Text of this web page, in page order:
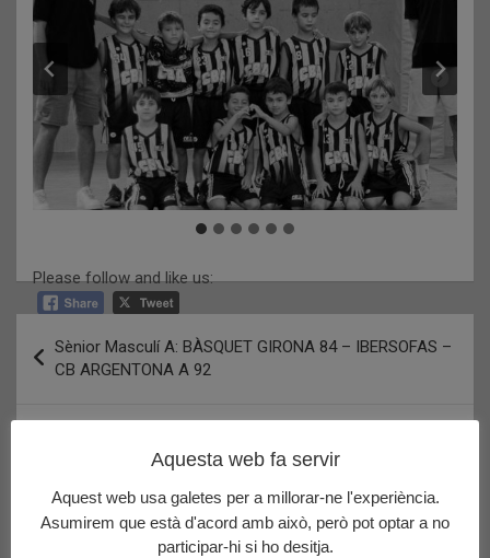
Please follow and like us:
d'entrades
Sènior Masculí A: BÀSQUET GIRONA 84 – IBERSOFAS –
CB ARGENTONA A 92
ROGER’S VERD 54 – VALHALLA – CB ARGENTONA A 63
Últims posts publicats
Aquesta web fa servir
Aquest web usa galetes per a millorar-ne l'experiència.
Asumirem que està d'acord amb això, però pot optar a no
participar-hi si ho desitja.